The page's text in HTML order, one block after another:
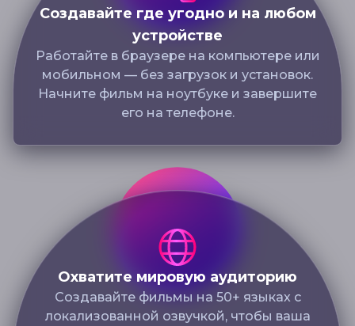
Создавайте где угодно и на любом
устройстве
Работайте в браузере на компьютере или
мобильном — без загрузок и установок.
Начните фильм на ноутбуке и завершите
его на телефоне.
Охватите мировую аудиторию
Создавайте фильмы на 50+ языках с
локализованной озвучкой, чтобы ваша